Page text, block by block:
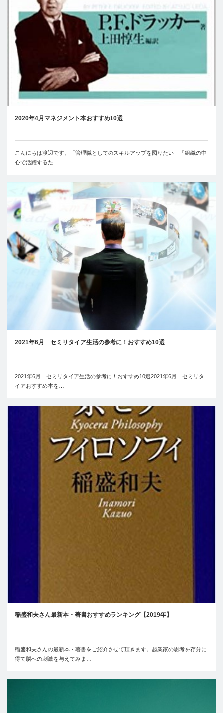
2020年4月マネジメント本おすすめ10選
こんにちは渡辺です。「管理職としてのスキルアップを図りたい」「組織の中
心で活躍するた…
2021年6月 セミリタイア生活の参考に！おすすめ10選
2021年6月 セミリタイア生活の参考に！おすすめ10選2021年6月 セミリタ
イアおすすめ本を…
稲盛和夫さん最新本・著書おすすめランキング【2019年】
稲盛和夫さんの最新本・著書をご紹介させて頂きます。起業家の思考を存分に
得て脳への刺激を与えてみま…